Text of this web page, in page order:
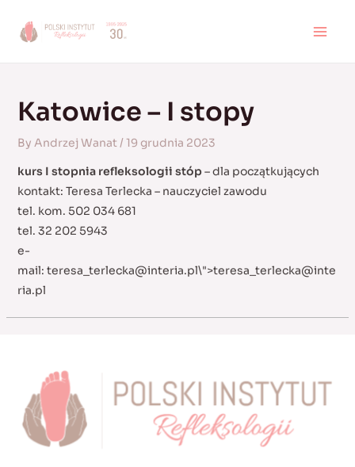
Katowice – I stopy
By Andrzej Wanat/19 grudnia 2023
kurs I stopnia refleksologii stóp– dla początkujących
kontakt: Teresa Terlecka – nauczyciel zawodu
tel. kom. 502 034 681
tel. 32 202 5943
e-
mail: teresa_terlecka@interia.pl\">teresa_terlecka@inte
ria.pl